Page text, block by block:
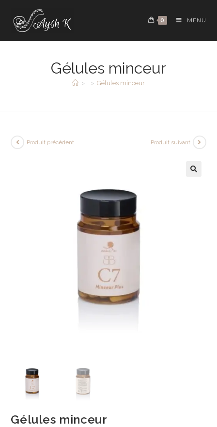
0 MENU
Gélules minceur
> > Gélules minceur
Produit précédent Produit suivant
Gélules minceur